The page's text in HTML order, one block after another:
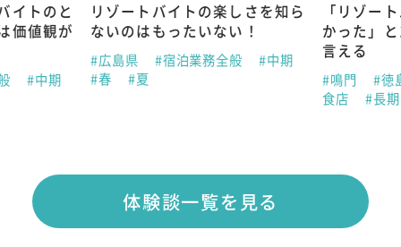
イトのと
価値観が
#中期
リゾートバイトの楽しさを知ら
ないのはもったいない！
#広島県 #宿泊業務全般
#中期
#春
#夏
「リゾー
かった」
言える
#鳴門
#徳
食店
#長
体験談一覧を見る